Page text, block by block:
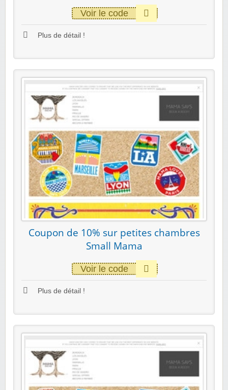
Voir le code
Plus de détail !
Coupon de 10% sur petites chambres
Small Mama
Voir le code
Plus de détail !